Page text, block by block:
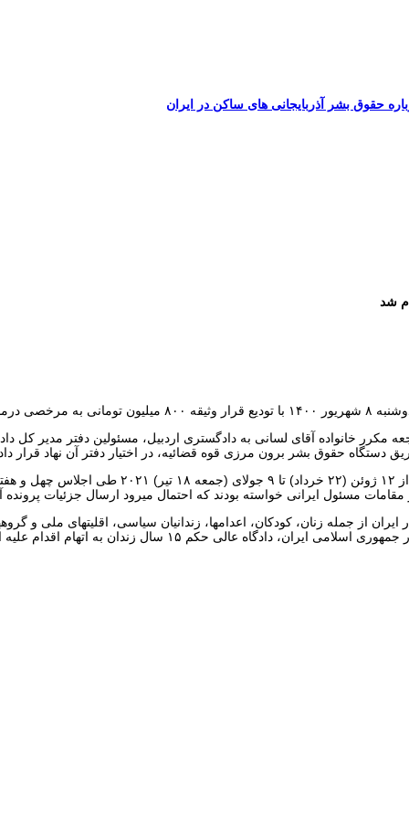
حقوق بشر آذربایجانی های ساکن در ایران
شد
اطلاع داده اند روز ۲۰ مرداد ۱۴۰۰ و پس از مراجعه مکرر خانواده آقای لسانی به دادگستری
حقوق بشر برون مرزی قوه قضائیه، در اختیار دفتر آن نهاد قرار
پیشتر جمعیت حقوق بشر آذربایجان ” ارک ” طی
مسئول ایرانی خواسته بودند که احتمال میرود ارسال جزئیات پرونده
که “در ژوئیه سال ۲۰۲۰، به دنبال دفاع آقای عباس لسانی از